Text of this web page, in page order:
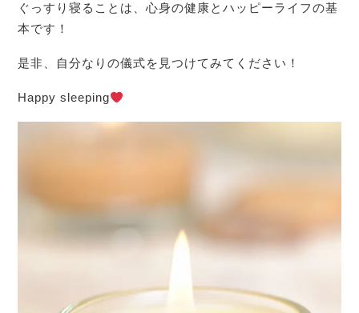
ぐっすり寝ることは、心身の健康とハッピーライフの基
本です！
是非、自分なりの儀式を見つけてみてください！
Happy sleeping